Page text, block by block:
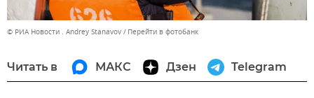
© РИА Новости . Andrey Stanavov Перейти в фотобанк
Читать в МАКС Дзен Telegram